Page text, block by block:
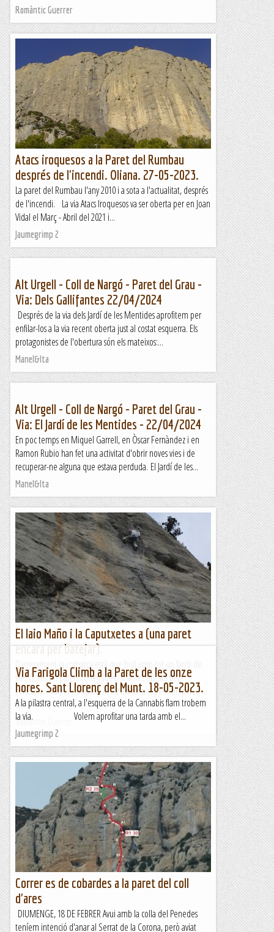
Romàntic Guerrer
Atacs iroquesos a la Paret del Rumbau
després de l'incendi. Oliana. 27-05-2023.
La paret del Rumbau l'any 2010 i a sota a l'actualitat, després
de l'incendi. La via Atacs Iroquesos va ser oberta per en Joan
Vidal el Març - Abril del 2021 i...
Jaumegrimp 2
Alt Urgell - Coll de Nargó - Paret del Grau -
Via: Dels Gallifantes 22/04/2024
Després de la via dels Jardí de les Mentides aprofitem per
enfilar-los a la via recent oberta just al costat esquerra. Els
protagonistes de l'obertura són els mateixos:...
Manel&Ita
Alt Urgell - Coll de Nargó - Paret del Grau -
Via: El Jardí de les Mentides - 22/04/2024
En poc temps en Miquel Garrell, en Òscar Fernàndez i en
Ramon Rubio han fet una activitat d'obrir noves vies i de
recuperar-ne alguna que estava perduda. El Jardí de les...
Manel&Ita
El Iaio Maño i la Caputxetes a (una paret
encara per batejar).
Darrerament la comarca està que bull amb tot un farcit de
vies noves en parets conegudes i d'altres encara per
coneixer. Avui, el company m'ha invitat a repetir un parell
de...
Romàntic Guerrer
Via Farigola Climb a la Paret de les onze
hores. Sant Llorenç del Munt. 18-05-2023.
A la pilastra central, a l'esquerra de la Cannabis flam trobem
la via. Volem aprofitar una tarda amb el...
Jaumegrimp 2
Correr es de cobardes a la paret del coll
d'ares
DIUMENGE, 18 DE FEBRER Avui amb la colla del Penedes
teníem intenció d'anar al Serrat de la Corona, però aviat